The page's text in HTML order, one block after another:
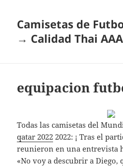
Camisetas de
→ Calidad Thai AAA
equipacion
Todas las camisetas del
qatar 2022 2022: ¡ Tras el
reunieron en una entrevista
«No voy a descubrir a Diego,